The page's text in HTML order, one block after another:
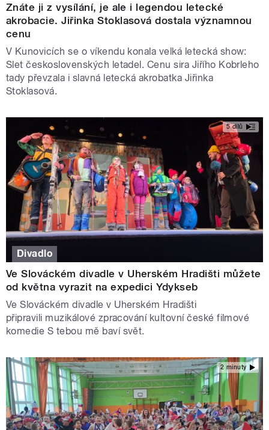
Znáte ji z vysílání, je ale i legendou letecké
akrobacie. Jiřinka Stoklasová dostala významnou
cenu
V Kunovicích se o víkendu konala velká letecká show:
Slet československých letadel. Cenu sira Jiřího Kobrleho
tady převzala i slavná letecká akrobatka Jiřinka
Stoklasová.
5 dílů
Divadlo
Ve Slováckém divadle v Uherském Hradišti můžete
od května vyrazit na expedici Ydykseb
Ve Slováckém divadle v Uherském Hradišti
připravili muzikálové zpracování kultovní české filmové
komedie S tebou mě baví svět.
2 minuty